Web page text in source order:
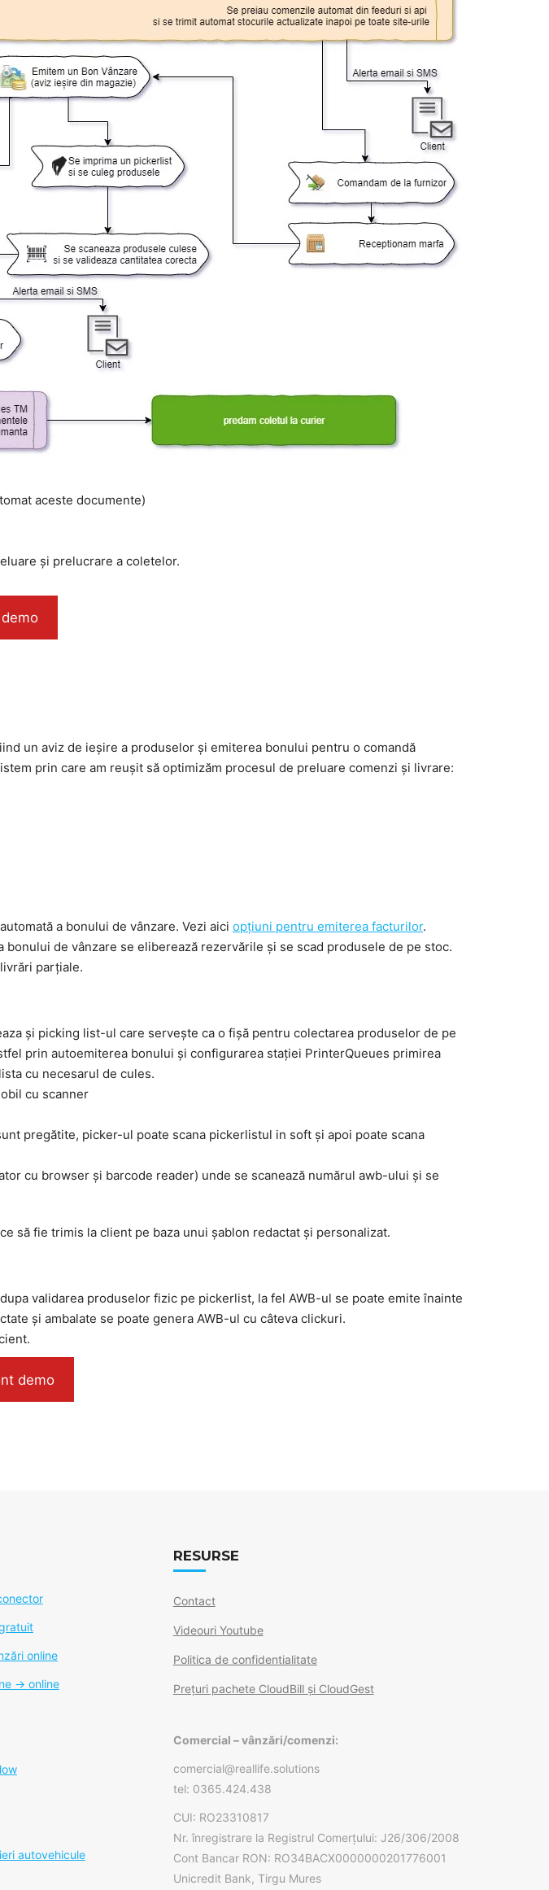
aceste documente)
și prelucrare a coletelor.
un aviz de ieșire a produselor și emiterea bonului pentru o comandă
prin care am reușit să optimizăm procesul de preluare comenzi și livrare:
a bonului de vânzare. Vezi aici opțiuni pentru emiterea facturilor.
de vânzare se eliberează rezervările și se scad produsele de pe stoc.
parțiale.
și picking list-ul care servește ca o fișă pentru colectarea produselor de pe
prin autoemiterea bonului și configurarea stației PrinterQueues primirea
cu necesarul de cules.
cu scanner
pregătite, picker-ul poate scana pickerlistul in soft și apoi poate scana
cu browser și barcode reader) unde se scanează numărul awb-ului și se
să fie trimis la client pe baza unui șablon redactat și personalizat.
validarea produselor fizic pe pickerlist, la fel AWB-ul se poate emite înainte
și ambalate se poate genera AWB-ul cu câteva clickuri.
demo
online
-> online
autovehicule
RESURSE
Contact
Videouri Youtube
Politica de confidentialitate
Prețuri pachete CloudBill și CloudGest
Comercial – vânzări/comenzi:
comercial@reallife.solutions
tel: 0365.424.438
CUI: RO23310817
Nr. înregistrare la Registrul Comerțului: J26/306/2008
Cont Bancar RON: RO34BACX0000000201776001
Unicredit Bank, Tirgu Mures